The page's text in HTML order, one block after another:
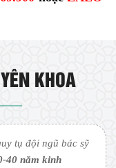
KHOA
tụ đội ngũ bác sỹ
40 năm kinh